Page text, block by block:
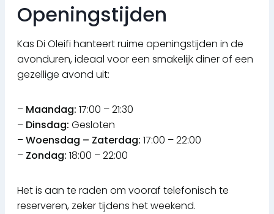
Openingstijden
Kas Di Oleifi hanteert ruime openingstijden in de
avonduren, ideaal voor een smakelijk diner of een
gezellige avond uit:
– Maandag: 17:00 – 21:30
– Dinsdag: Gesloten
–Woensdag – Zaterdag: 17:00 – 22:00
– Zondag: 18:00 – 22:00
Het is aan te raden om vooraf telefonisch te
reserveren, zeker tijdens het weekend.